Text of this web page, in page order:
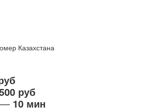
руб
— 10 мин